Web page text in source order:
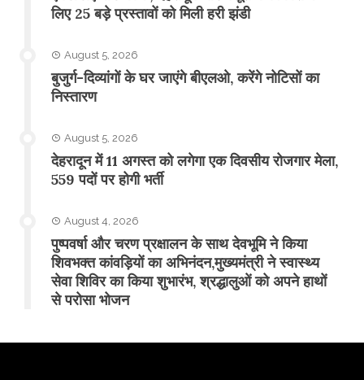
लिए 25 बड़े प्रस्तावों को मिली हरी झंडी
August 5, 2026
बुजुर्ग-दिव्यांगों के घर जाएंगे बीएलओ, करेंगे नोटिसों का
निस्तारण
August 5, 2026
​देहरादून में 11 अगस्त को लगेगा एक दिवसीय रोजगार मेला,
559 पदों पर होगी भर्ती
August 4, 2026
पुष्पवर्षा और चरण प्रक्षालन के साथ देवभूमि ने किया
शिवभक्त कांवड़ियों का अभिनंदन,मुख्यमंत्री ने स्वास्थ्य
सेवा शिविर का किया शुभारंभ, श्रद्धालुओं को अपने हाथों
से परोसा भोजन